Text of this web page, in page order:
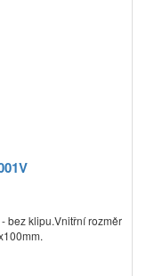
bez klipu.Vnitřní rozměr